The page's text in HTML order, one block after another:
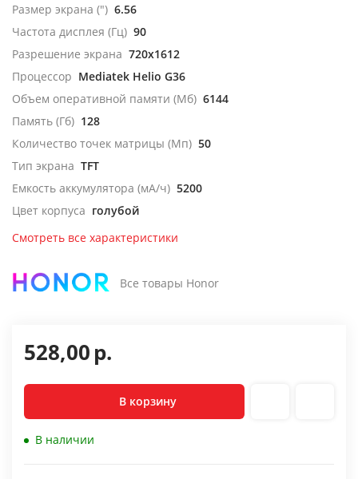
Размер экрана (") 6.56
Частота дисплея (Гц) 90
Разрешение экрана 720x1612
Процессор Mediatek Helio G36
Объем оперативной памяти (Мб) 6144
Память (Гб) 128
Количество точек матрицы (Мп) 50
Тип экрана TFT
Емкость аккумулятора (мА/ч) 5200
Цвет корпуса голубой
Смотреть все характеристики
Все товары Honor
528,00р.
В корзину
В наличии